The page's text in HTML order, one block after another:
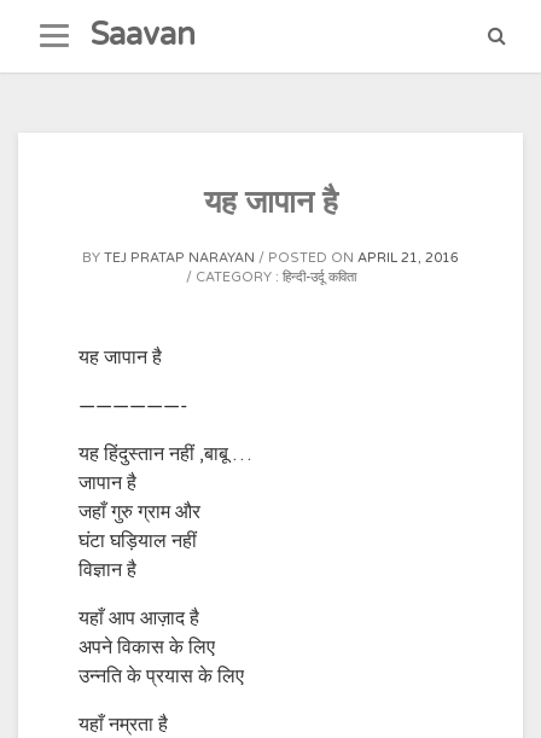
content
Saavan
यह जापान है
BY TEJ PRATAP NARAYAN POSTED ON APRIL 21, 2016
CATEGORY : हिन्दी-उर्दू कविता
यह जापान है
——————-
यह हिंदुस्तान नहीं ,बाबू…
जापान है
जहाँ गुरु ग्राम और
घंटा घड़ियाल नहीं
विज्ञान है
यहाँ आप आज़ाद है
अपने विकास के लिए
उन्नति के प्रयास के लिए
यहाँ नम्रता है